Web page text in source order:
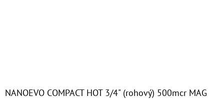
NANOEVO COMPACT HOT 3/4" (rohový) 500mcr MAG